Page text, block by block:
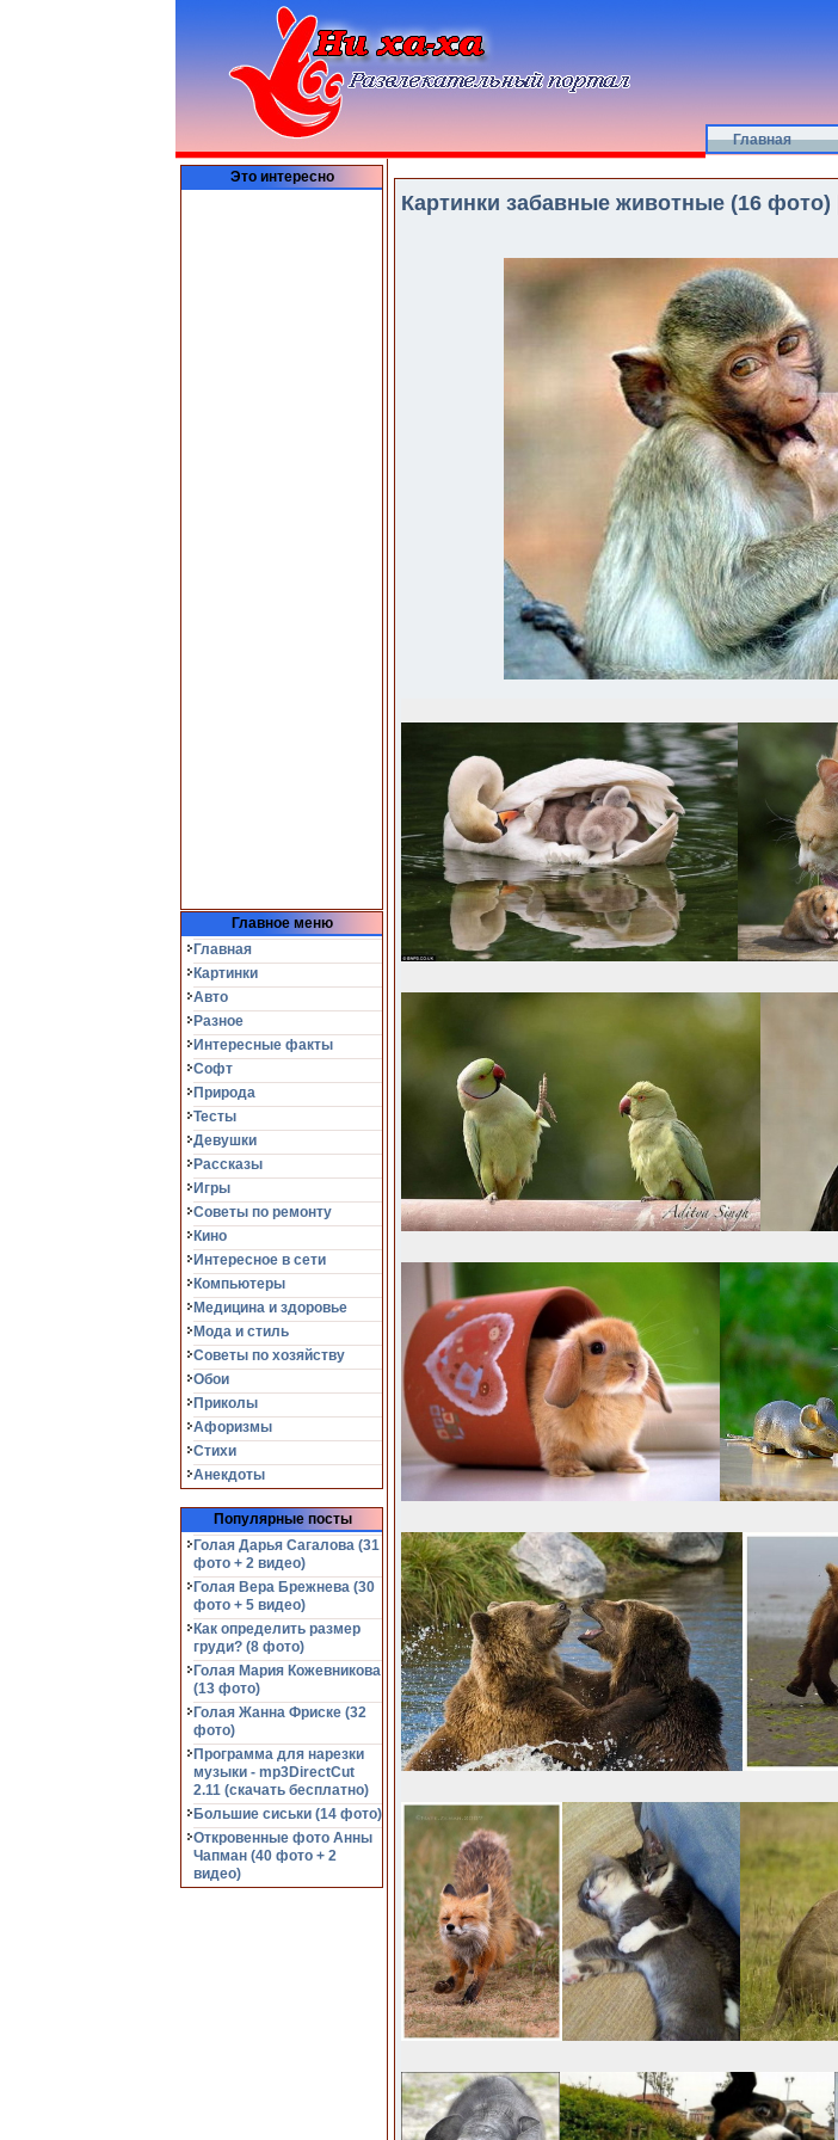
Главная
Это интересно
Главное меню
Главная
Картинки
Авто
Разное
Интересные факты
Софт
Природа
Тесты
Девушки
Рассказы
Игры
Советы по ремонту
Кино
Интересное в сети
Компьютеры
Медицина и здоровье
Мода и стиль
Советы по хозяйству
Обои
Приколы
Афоризмы
Стихи
Анекдоты
Популярные посты
Голая Дарья Сагалова (31
фото + 2 видео)
Голая Вера Брежнева (30
фото + 5 видео)
Как определить размер
груди? (8 фото)
Голая Мария Кожевникова
(13 фото)
Голая Жанна Фриске (32
фото)
Программа для нарезки
музыки - mp3DirectCut
2.11 (cкачать бесплатно)
Большие сиськи (14 фото)
Откровенные фото Анны
Чапман (40 фото + 2
видео)
Картинки забавные животные (16 фото) |